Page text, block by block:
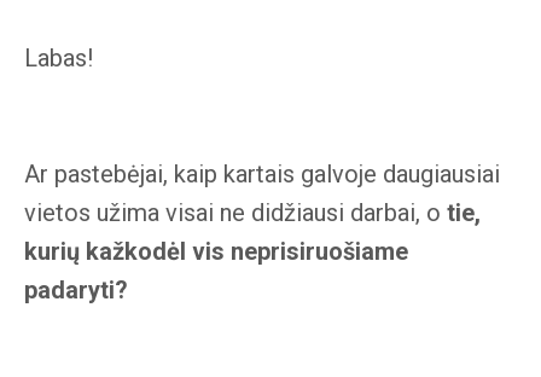
Labas!
Ar pastebėjai, kaip kartais galvoje daugiausiai
vietos užima visai ne didžiausi darbai, o tie,
kurių kažkodėl vis neprisiruošiame
padaryti?